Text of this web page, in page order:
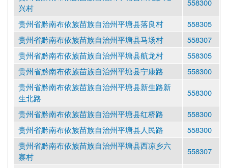
兴村
558300
贵州省黔南布依族苗族自治州平塘县落良村
558305
贵州省黔南布依族苗族自治州平塘县马场村
558307
贵州省黔南布依族苗族自治州平塘县航龙村
558305
贵州省黔南布依族苗族自治州平塘县宁康路
558300
贵州省黔南布依族苗族自治州平塘县新生路新
生北路
558300
贵州省黔南布依族苗族自治州平塘县红桥路
558300
贵州省黔南布依族苗族自治州平塘县人民路
558300
贵州省黔南布依族苗族自治州平塘县西凉乡六
寨村
558307